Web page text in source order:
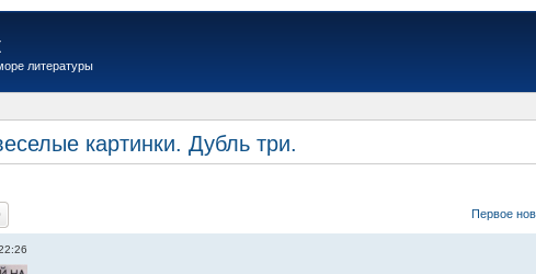
литературы
картинки. Дубль три.
Первое